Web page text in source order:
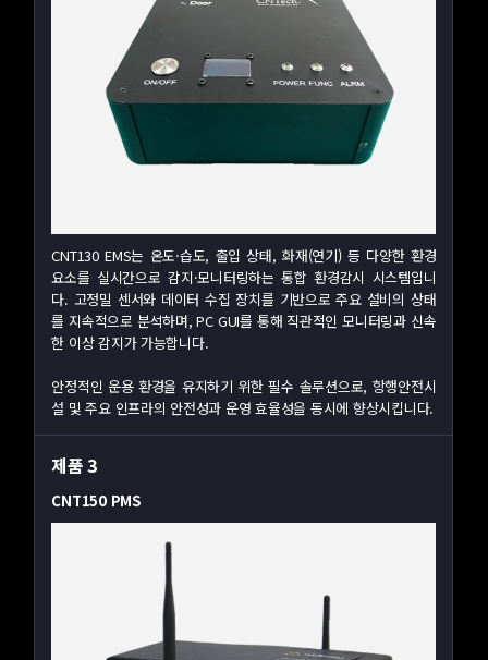
CNT130 EMS는 온도·습도, 출입 상태, 화재(연기) 등 다양한 환경
요소를 실시간으로 감지·모니터링하는 통합 환경감시 시스템입니
다. 고정밀 센서와 데이터 수집 장치를 기반으로 주요 설비의 상태
를 지속적으로 분석하며, PC GUI를 통해 직관적인 모니터링과 신속
한 이상 감지가 가능합니다.
안정적인 운용 환경을 유지하기 위한 필수 솔루션으로, 항행안전시
설 및 주요 인프라의 안전성과 운영 효율성을 동시에 향상시킵니다.
제품 3
CNT150 PMS